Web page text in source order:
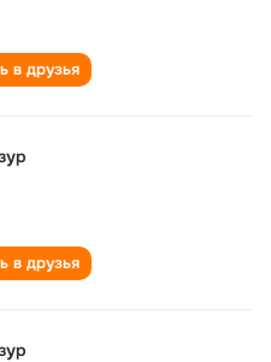
в друзья
в друзья